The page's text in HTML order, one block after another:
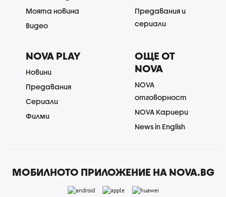
Моята новина
Видео
Предавания и
сериали
NOVA PLAY
Новини
Предавания
Сериали
Филми
ОЩЕ ОТ
NOVA
NOVA
отговорност
NOVA Кариери
News in English
МОБИЛНОТО ПРИЛОЖЕНИЕ НА NOVA.BG